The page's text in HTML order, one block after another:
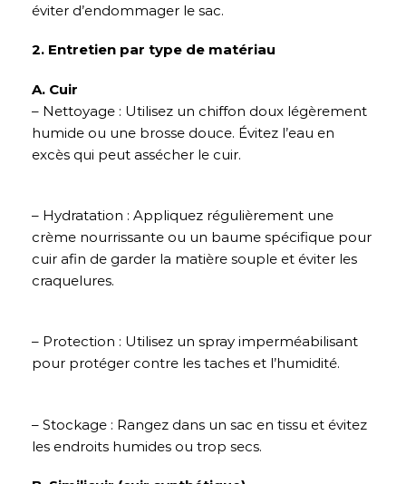
éviter d’endommager le sac.
2. Entretien par type de matériau
A. Cuir
– Nettoyage : Utilisez un chiffon doux légèrement
humide ou une brosse douce. Évitez l’eau en
excès qui peut assécher le cuir.
– Hydratation : Appliquez régulièrement une
crème nourrissante ou un baume spécifique pour
cuir afin de garder la matière souple et éviter les
craquelures.
– Protection : Utilisez un spray imperméabilisant
pour protéger contre les taches et l’humidité.
– Stockage : Rangez dans un sac en tissu et évitez
les endroits humides ou trop secs.